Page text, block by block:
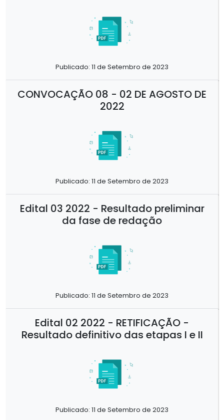
Publicado: 11 de Setembro de 2023
CONVOCAÇÃO 08 - 02 DE AGOSTO DE
2022
Publicado: 11 de Setembro de 2023
Edital 03 2022 - Resultado preliminar
da fase de redação
Publicado: 11 de Setembro de 2023
Edital 02 2022 - RETIFICAÇÃO -
Resultado definitivo das etapas I e II
Publicado: 11 de Setembro de 2023